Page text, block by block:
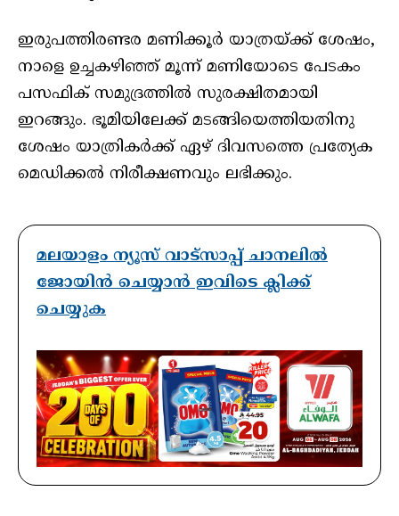
ഇരുപത്തിരണ്ടര മണിക്കൂർ യാത്രയ്ക്ക് ശേഷം,
നാളെ ഉച്ചകഴിഞ്ഞ് മൂന്ന് മണിയോടെ പേടകം
പസഫിക് സമുദ്രത്തിൽ സുരക്ഷിതമായി
ഇറങ്ങും. ഭൂമിയിലേക്ക് മടങ്ങിയെത്തിയതിനു
ശേഷം യാത്രികർക്ക് ഏഴ് ദിവസത്തെ പ്രത്യേക
മെഡിക്കൽ നിരീക്ഷണവും ലഭിക്കും.
മലയാളം ന്യൂസ് വാട്സാപ്പ് ചാനലിൽ
ജോയിൻ ചെയ്യാൻ ഇവിടെ ക്ലിക്ക്
ചെയ്യുക